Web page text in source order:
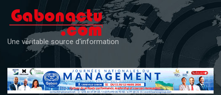
content
Une véritable source d'information